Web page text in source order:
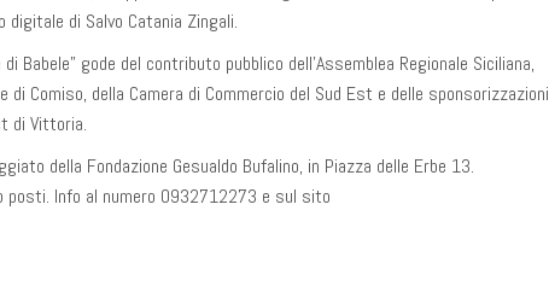
digitale di Salvo Catania Zingali.
Babele” gode del contributo pubblico dell’Assemblea Regionale Siciliana,
di Comiso, della Camera di Commercio del Sud Est e delle sponsorizzazioni
di Vittoria.
della Fondazione Gesualdo Bufalino, in Piazza delle Erbe 13.
posti. Info al numero 0932712273 e sul sito